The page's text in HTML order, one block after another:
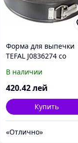
Форма для выпечки
TEFAL J0836274 со
В наличии
420.42лей
Купить
«Отлично»